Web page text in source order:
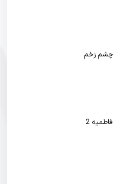
چشم زخم
فاطمیه 2